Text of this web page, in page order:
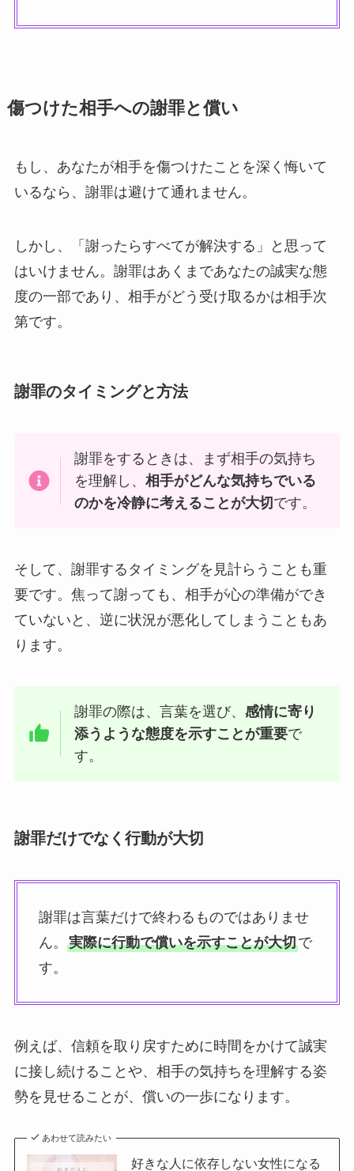
傷つけた相手への謝罪と償い
もし、あなたが相手を傷つけたことを深く悔いて
いるなら、謝罪は避けて通れません。
しかし、「謝ったらすべてが解決する」と思って
はいけません。謝罪はあくまであなたの誠実な態
度の一部であり、相手がどう受け取るかは相手次
第です。
謝罪のタイミングと方法
謝罪をするときは、まず相手の気持ち
を理解し、相手がどんな気持ちでいる
のかを冷静に考えることが大切 です。
そして、謝罪するタイミングを見計らうことも重
要です。焦って謝っても、相手が心の準備ができ
ていないと、逆に状況が悪化してしまうこともあ
ります。
謝罪の際は、言葉を選び、感情に寄り
添うような態度を示すことが重要で
す。
謝罪だけでなく行動が大切
謝罪は言葉だけで終わるものではありませ
ん。 実際に行動で償いを示すことが大切で
す。
例えば、信頼を取り戻すために時間をかけて誠実
に接し続けることや、相手の気持ちを理解する姿
勢を見せることが、償いの一歩になります。
あわせて読みたい
好きな人に依存しない女性になる